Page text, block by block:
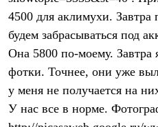
Штормовая одежда
Куртки
Брюки
Софтшелл одежда
Куртки
Брюки
Флисовая одежда
Куртки
Брюки
4500 для аклимухи.
будем забрасываться под
Она 5800 по-моему. Завтра
фотки. Точнее, они уже
у меня не получается на
У нас все в норме.